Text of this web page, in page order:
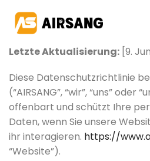
Letzte Aktualisierung: [9.
Diese Datenschutzrichtlinie
(“AIRSANG”, “wir”, “uns” oder
offenbart und schützt Ihre
Daten, wenn Sie unsere
ihr interagieren. https://
“Website”).